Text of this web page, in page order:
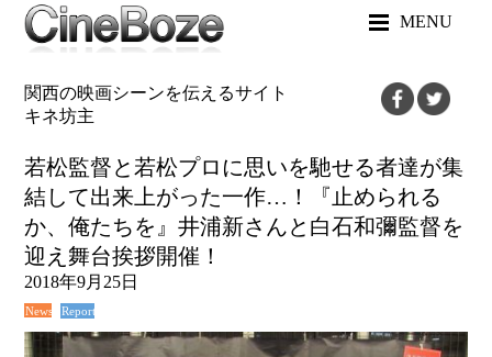
MENU
関西の映画シーンを伝えるサイト
キネ坊主
若松監督と若松プロに思いを馳せる者達が集
結して出来上がった一作…！『止められる
か、俺たちを』井浦新さんと白石和彌監督を
迎え舞台挨拶開催！
2018年9月25日
News Report